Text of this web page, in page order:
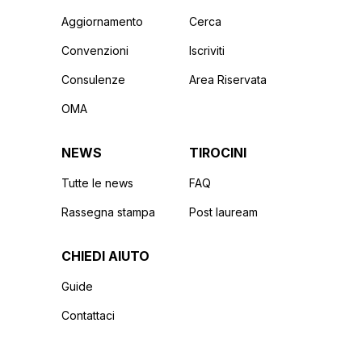
Aggiornamento
Convenzioni
Consulenze
OMA
Cerca
Iscriviti
Area Riservata
NEWS
Tutte le news
Rassegna stampa
TIROCINI
FAQ
Post lauream
CHIEDI AIUTO
Guide
Contattaci